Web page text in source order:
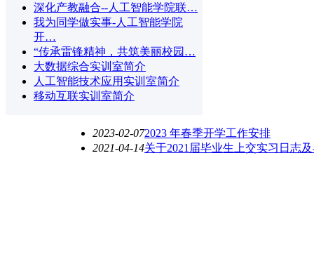
深化产教融合--人工智能学院联…
我为同学做实事-人工智能学院
开…
“传承雷锋精神，共筑美丽校园…
大数据综合实训室简介
人工智能技术应用实训室简介
移动互联实训室简介
2023-02-072023 年春季开学工作安排
2021-04-14关于2021届毕业生上交实习日志